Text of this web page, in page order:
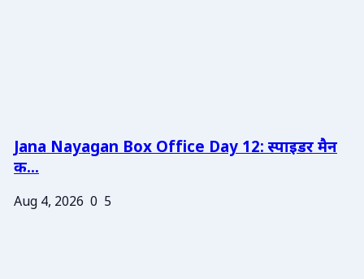
Jana Nayagan Box Office Day 12: स्पाइडर मैन
क...
Aug 4, 2026 0 5